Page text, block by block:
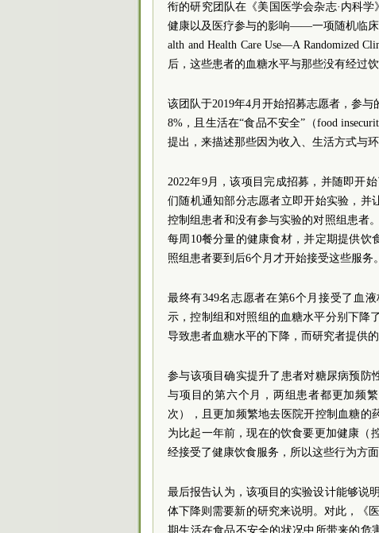
衔的研究团队在《美国医学会杂志·内科
健康以及医疗参与的影响——一项随机临床
alth and Health Care Use—A Randomized
后，这些患者的血糖水平与那些没有经过
该团队于2019年4月开始招募志愿者，参
8%，且生活在“食品不安全”（food
提出，来描述那些因为收入、生活方式与
2022年9月，该项目完成招募，并随即开
们随机通知部分志愿者立即开始实验，并
控制组患者和没有参与实验的对照组患者
每周10餐分量的健康食材，并定期提供
照组患者要到后6个月才开始接受这些服务。
最终有349名志愿者在第6个月接受了血
示，控制组和对照组的血糖水平分别下降
导致患者血糖水平的下降，而研究者提供
参与该项目确实提升了患者对糖尿病预防
与项目的第六个月，两组患者都更加频
次），且更加频繁地去医院开控制血糖的
为比起一年前，现在的饮食要更加健康（
经接受了健康饮食服务，所以这些行为方
最后报告认为，该项目的实验设计能够说
体下降则需要新的研究来说明。对此，《
期生活在食品不安全的状况中所带来的危